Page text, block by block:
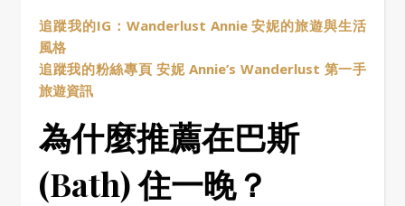
追蹤我的IG：Wanderlust Annie 安妮的旅遊與生活
風格
追蹤我的粉絲專頁 安妮 Annie’s Wanderlust 第一手
旅遊資訊
為什麼推薦在巴斯
(Bath) 住一晚？